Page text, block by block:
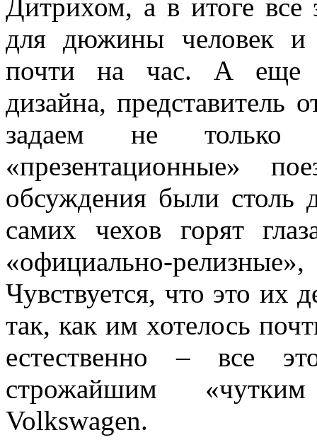
Дитрихом, а в итоге все
для дюжины человек и
почти на час. А еще –
дизайна,
задаем не только
«презентационные»
обсуждения были столь
самих чехов горят
«официально-
Чувствуется, что это их
так, как им хотелось
естественно – все
строжайшим
Volkswagen.